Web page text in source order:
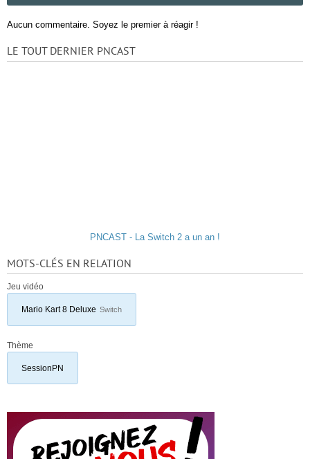
Aucun commentaire. Soyez le premier à réagir !
LE TOUT DERNIER PNCAST
PNCAST - La Switch 2 a un an !
MOTS-CLÉS EN RELATION
Jeu vidéo
Mario Kart 8 Deluxe Switch
Thème
SessionPN